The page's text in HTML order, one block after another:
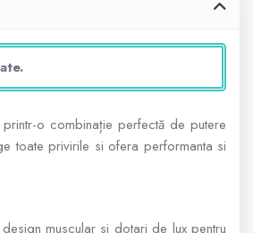
o combinație perfectă de putere
toate privirile si ofera performanta si
muscular si dotari de lux pentru